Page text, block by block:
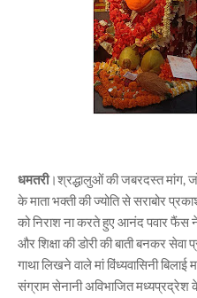
धमतरी।श्रद्धालुओं की जबरदस्त मांग,
के माता भक्ती की ज्योति से सराबोर
को निराश ना करते हुए आनंद पवार फैंस
और शिक्षा की डोरी की बाती बनकर
गाथा लिखने वाले मां विंध्यवासिनी
संग्राम सेनानी अविभाजित मध्यप्रद्रेश के